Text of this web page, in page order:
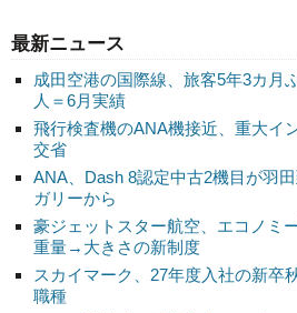
最新ニュース
成田空港の国際線、旅客5年3カ
人＝6月実績
飛行検査機のANA機接近、重大イ
交省
ANA、Dash 8認定中古2機目が羽
ガリーから
豪ジェットスター航空、エコノミ
重量→大きさの新制度
スカイマーク、27年度入社の新
職種